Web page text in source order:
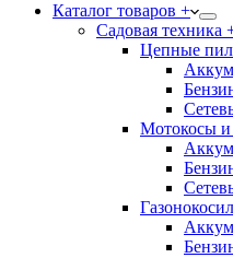
Каталог товаров +
Садовая техника
Цепные
Мотокосы